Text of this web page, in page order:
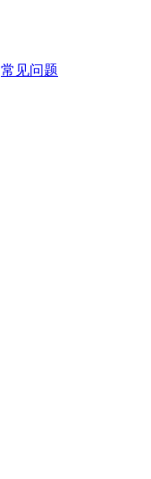
常见问题